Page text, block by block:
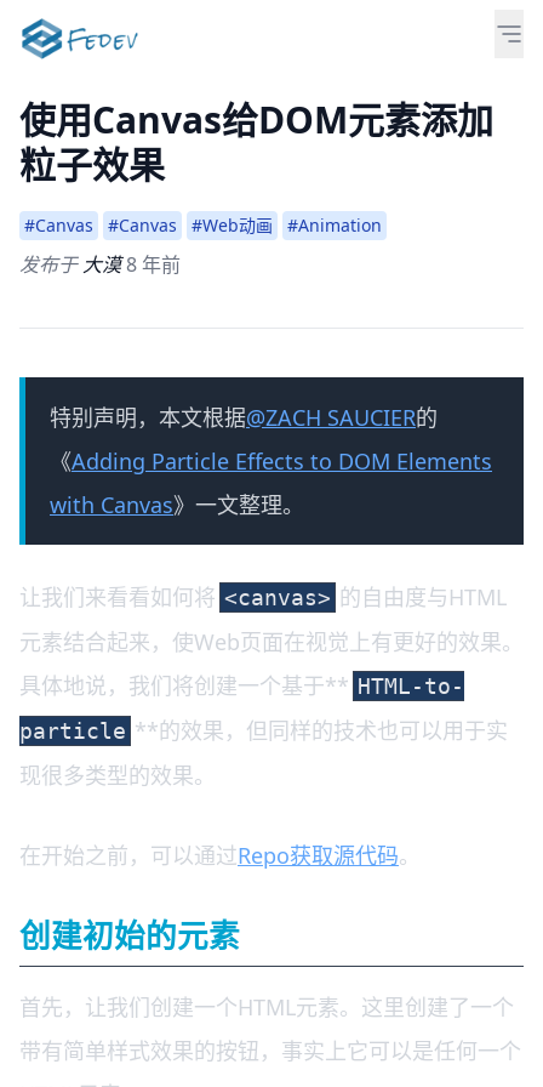
使用Canvas给DOM元素添加
粒子效果
#Canvas #Canvas #Web动画 #Animation
发布于大漠8 年前
特别声明，本文根据@ZACH SAUCIER的
《Adding Particle Effects to DOM Elements
with Canvas》一文整理。
让我们来看看如何将 <canvas> 的自由度与HTML
元素结合起来，使Web页面在视觉上有更好的效果。
具体地说，我们将创建一个基于** HTML-to-
particle **的效果，但同样的技术也可以用于实
现很多类型的效果。
在开始之前，可以通过Repo获取源代码。
创建初始的元素
首先，让我们创建一个HTML元素。这里创建了一个
带有简单样式效果的按钮，事实上它可以是任何一个